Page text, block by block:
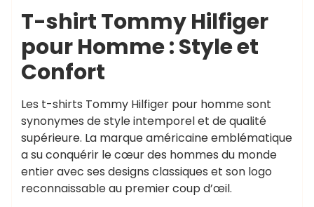
T-shirt Tommy Hilfiger
pour Homme : Style et
Confort
Les t-shirts Tommy Hilfiger pour homme sont
synonymes de style intemporel et de qualité
supérieure. La marque américaine emblématique
a su conquérir le cœur des hommes du monde
entier avec ses designs classiques et son logo
reconnaissable au premier coup d’œil.